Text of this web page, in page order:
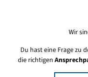
Wir
Du hast eine Frage zu
die richtigen